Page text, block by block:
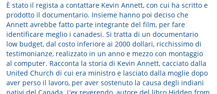
È stato il regista a contattare Kevin Annett, con cui ha scritto e
prodotto il documentario. Insieme hanno poi deciso che
Annett avrebbe fatto parte integrante del film, per fare
identificare meglio i canadesi. Si tratta di un documentario
low budget, dal costo inferiore ai 2000 dollari, ricchissimo di
testimonianze, realizzato in un anno e mezzo con montaggio
al computer. Racconta la storia di Kevin Annett, cacciato dalla
United Church di cui era ministro e lasciato dalla moglie dopo
aver perso il lavoro, per aver sostenuto la causa degli indiani